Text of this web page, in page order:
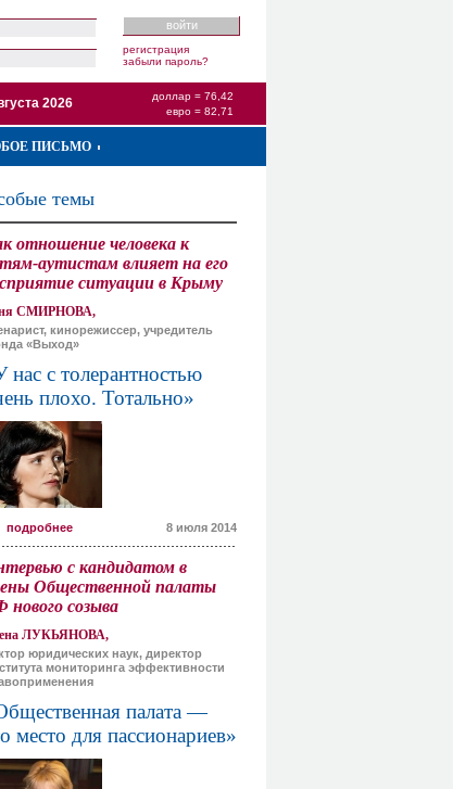
регистрация
забыли пароль?
доллар = 76,42
евро = 82,71
2026
ПИСЬМО
темы
отношение человека к
аутистам влияет на его
ситуации в Крыму
СМИРНОВА,
кинорежиссер, учредитель
«Выход»
нас с толерантностью
плохо. Тотально»
подробнее 8 июля 2014
с кандидатом в
Общественной палаты
нового созыва
ЛУКЬЯНОВА,
юридических наук, директор
мониторинга эффективности
палата —
место для пассионариев»